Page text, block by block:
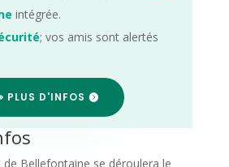
intégrée.
; vos amis sont alertés
PLUS D'INFOS
Bellefontaine se déroulera le